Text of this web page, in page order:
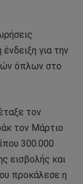
για την
όπλων στο
τον
τον Μάρτιο
300.000
εισβολής και
προκάλεσε η